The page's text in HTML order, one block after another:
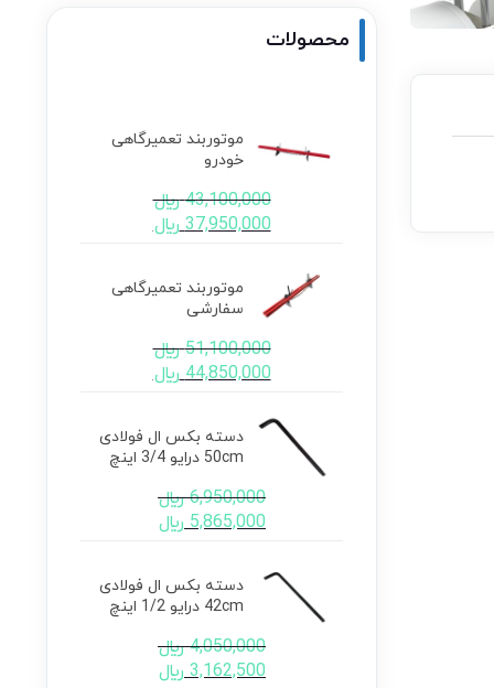
محصولات
موتوربند تعمیرگاهی
خودرو
43,100,000 ﷼
37,950,000 ﷼
موتوربند تعمیرگاهی
سفارشی
51,100,000 ﷼
44,850,000 ﷼
دسته بکس ال فولادی
50cm درایو 3/4 اینچ
6,950,000 ﷼
5,865,000 ﷼
دسته بکس ال فولادی
42cm درایو 1/2 اینچ
4,050,000 ﷼
3,162,500 ﷼